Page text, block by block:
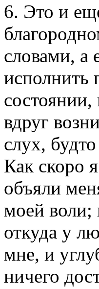
6. Это и
словами, а
исполнить
вдруг
слух,
Как скоро
объяли
моей воли;
откуда у
мне, и
ничего